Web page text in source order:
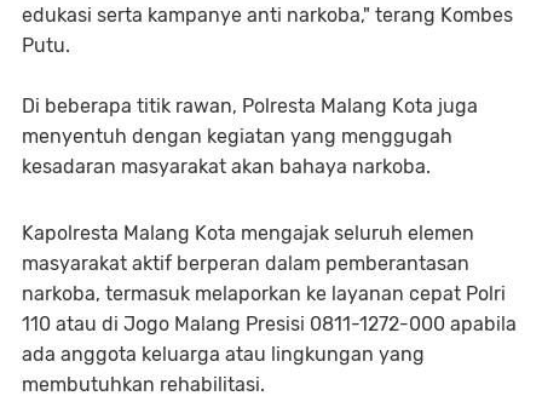
edukasi serta kampanye anti narkoba," terang Kombes
Putu.
Di beberapa titik rawan, Polresta Malang Kota juga
menyentuh dengan kegiatan yang menggugah
kesadaran masyarakat akan bahaya narkoba.
Kapolresta Malang Kota mengajak seluruh elemen
masyarakat aktif berperan dalam pemberantasan
narkoba, termasuk melaporkan ke layanan cepat Polri
110 atau di Jogo Malang Presisi 0811-1272-000 apabila
ada anggota keluarga atau lingkungan yang
membutuhkan rehabilitasi.